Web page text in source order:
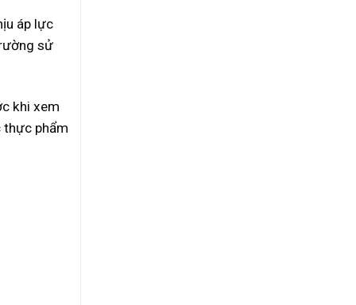
áp lực
sử
khi xem
thực phẩm